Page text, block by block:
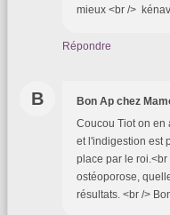
mieux <br />
Répondre
B Bon Ap chez
Coucou Tiot on en
et l'indigestion est
place par le
ostéoporose,
résultats. <br />